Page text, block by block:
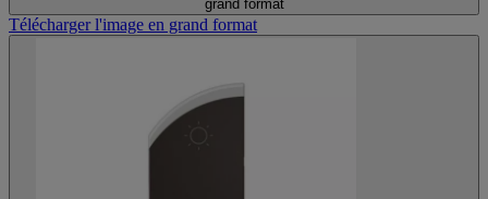
grand format
Télécharger l'image en grand format